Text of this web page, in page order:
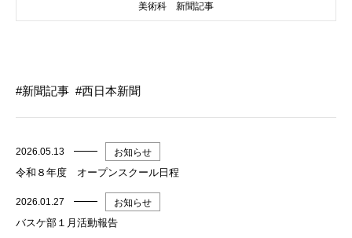
美術科 新聞記事
新聞記事 西日本新聞
2026.05.13 お知らせ
令和８年度 オープンスクール日程
2026.01.27 お知らせ
バスケ部１月活動報告